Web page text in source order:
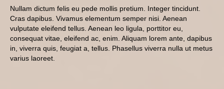
Nullam dictum felis eu pede mollis pretium. Integer tincidunt.
Cras dapibus. Vivamus elementum semper nisi. Aenean
vulputate eleifend tellus. Aenean leo ligula, porttitor eu,
consequat vitae, eleifend ac, enim. Aliquam lorem ante, dapibus
in, viverra quis, feugiat a, tellus. Phasellus viverra nulla ut metus
varius laoreet.